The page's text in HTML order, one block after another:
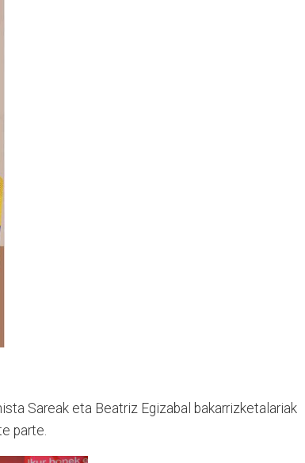
Sareak eta Beatriz Egizabal bakarrizketalariak
parte.